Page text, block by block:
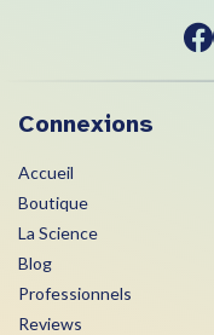
Connexions
Accueil
Boutique
La Science
Blog
Professionnels
Reviews